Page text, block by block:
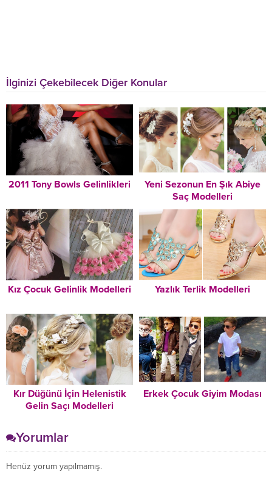
İlginizi Çekebilecek Diğer Konular
2011 Tony Bowls Gelinlikleri
Yeni Sezonun En Şık Abiye
Saç Modelleri
Kız Çocuk Gelinlik Modelleri Yazlık Terlik Modelleri
Kır Düğünü İçin Helenistik
Gelin Saçı Modelleri
Erkek Çocuk Giyim Modası
Yorumlar
Henüz yorum yapılmamış.